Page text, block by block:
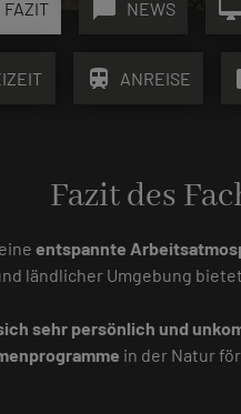
FAZIT chat_bubble NEWS
train ANREISE
Fazit des
entspannte
ländlicher Umgebung
sehr persönlich und
in der Natur